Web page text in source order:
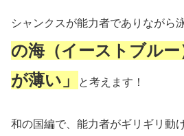
シャンクスが能力者でありながら
の海（イーストブル
が薄い」
と考えます！
和の国編で、能力者がギリギリ動